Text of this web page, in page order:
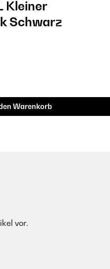
Kleiner
Schwarz
Warenkorb
vor.